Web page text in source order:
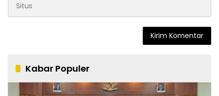
Kabar Populer